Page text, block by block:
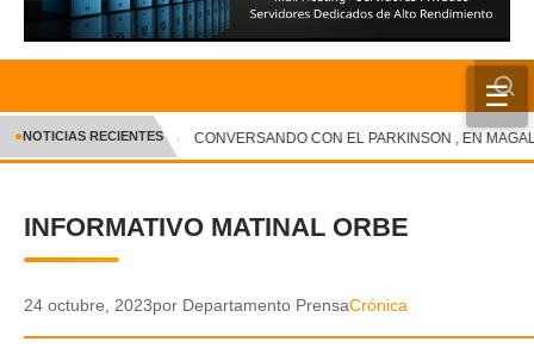
☰
INICIO
CRÓNICA
DEPORTES
POLICIAL
✕
●NOTICIAS RECIENTES CONVERSANDO CON EL PARKINSON , EN
INFORMATIVO MATINAL ORBE
24 octubre, 2023por Departamento PrensaCrónica